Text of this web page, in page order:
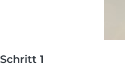
Schritt 1